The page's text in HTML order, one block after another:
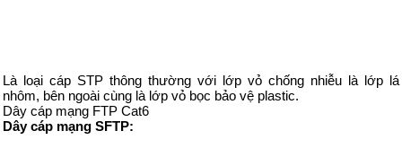
Là loại cáp STP thông thường với lớp vỏ chống nhiễu là lớp lá
nhôm, bên ngoài cùng là lớp vỏ bọc bảo vệ plastic.
Dây cáp mạng FTP Cat6
Dây cáp mạng SFTP: